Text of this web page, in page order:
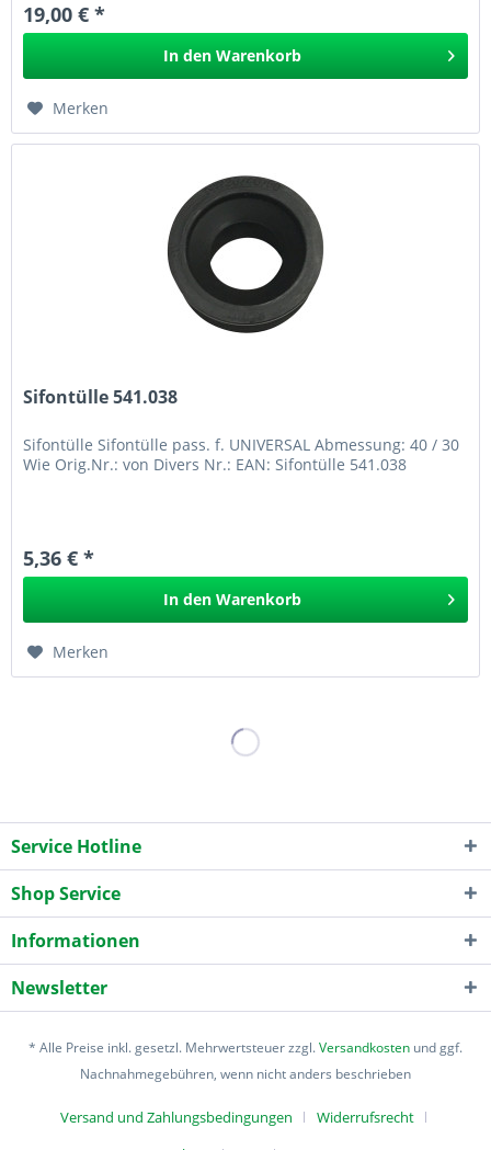
19,00 € *
In den Warenkorb
Merken
Sifontülle 541.038
Sifontülle Sifontülle pass. f. UNIVERSAL Abmessung: 40 / 30
Wie Orig.Nr.: von Divers Nr.: EAN: Sifontülle 541.038
5,36 € *
In den Warenkorb
Merken
Service Hotline
Shop Service
Informationen
Newsletter
* Alle Preise inkl. gesetzl. Mehrwertsteuer zzgl.Versandkosten und ggf.
Nachnahmegebühren, wenn nicht anders beschrieben
Versand und Zahlungsbedingungen
Widerrufsrecht